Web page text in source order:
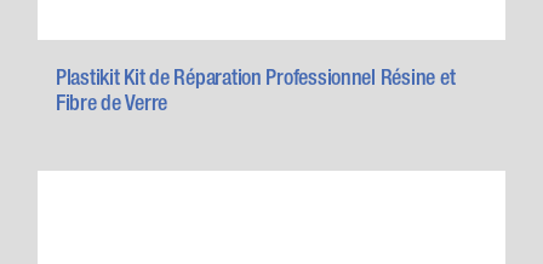
Plastikit Kit de Réparation Professionnel Résine et
Fibre de Verre